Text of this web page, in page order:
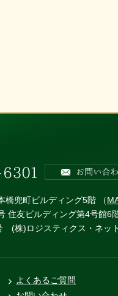
橋兜町ビルディング5階 （
住友ビルディング第4号館6
(株)ロジスティクス・ネッ
よくあるご質問